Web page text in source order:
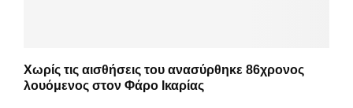
Χωρίς τις αισθήσεις του ανασύρθηκε 86χρονος
λουόμενος στον Φάρο Ικαρίας